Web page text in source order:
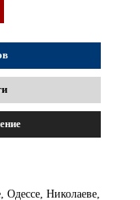
Одессе, Николаеве,